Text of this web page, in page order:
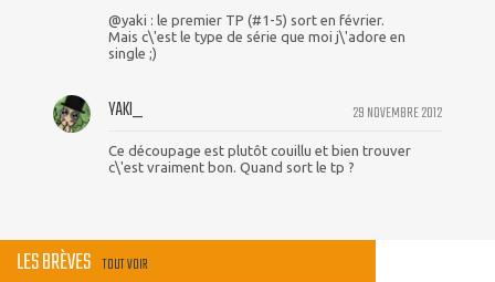
@yaki : le premier TP (#1-5) sort en février.
Mais c\'est le type de série que moi j\'adore en
single ;)
29 NOVEMBRE 2012
YAKI_
Ce découpage est plutôt couillu et bien trouver
c\'est vraiment bon. Quand sort le tp ?
LES BRÈVES TOUT VOIR